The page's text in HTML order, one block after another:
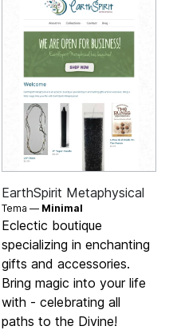
EarthSpirit Metaphysical
Tema — Minimal
Eclectic boutique
specializing in enchanting
gifts and accessories.
Bring magic into your life
with - celebrating all
paths to the Divine!